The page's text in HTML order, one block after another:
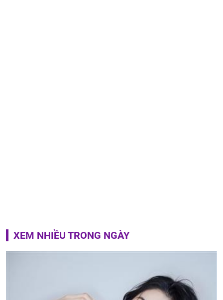
XEM NHIỀU TRONG NGÀY